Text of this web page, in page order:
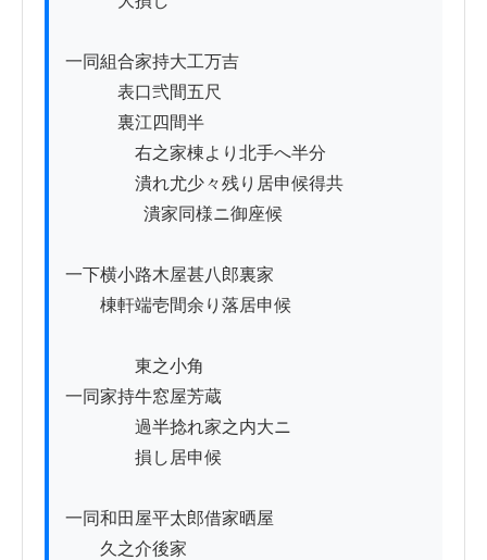
一同組合家持大工万吉
表口弐間五尺
裏江四間半
右之家棟より北手へ半分
潰れ尤少々残り居申候得共
一下横小路木屋甚八郎裏家
棟軒端壱間余り落居申候
東之小角
一同家持牛窓屋芳蔵
過半捻れ家之内大ニ
損し居申候
一同和田屋平太郎借家晒屋
久之介後家